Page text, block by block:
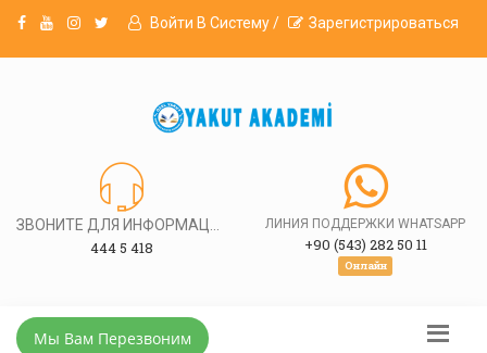
Войти В Систему / Зарегистрироваться
444 5 418
ЛИНИЯ ПОДДЕРЖКИ WHATSAPP
+90 (543) 282 50 11
Онлайн
Мы Вам Перезвоним